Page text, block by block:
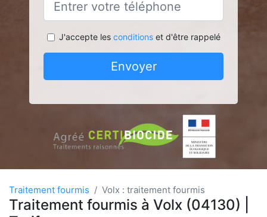
J'accepte les conditionset d'être rappelé
Envoyer
Traitement fourmis Volx : traitement fourmis
Traitement fourmis à Volx (04130) |